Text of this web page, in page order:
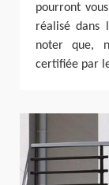
pourront
réalisé dans
noter que,
certifiée par